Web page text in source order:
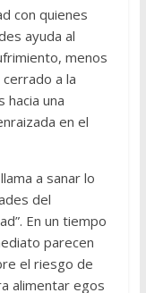
con quienes
ayuda al
menos
a la
hacia una
en el
a sanar lo
del
En un tiempo
parecen
el riesgo de
alimentar egos